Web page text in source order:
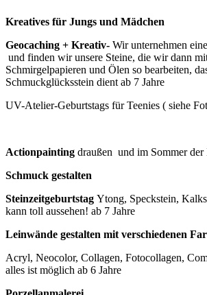
Kreatives für Jungs und Mädchen
Geocaching + Kreativ- Wir unternehmen
und finden wir unsere Steine, die wir dann
Schmirgelpapieren und Ölen so bearbeiten,
Schmuckglücksstein dient ab 7 Jahre
UV-Atelier-Geburtstags für Teenies ( siehe
Actionpainting draußen und im Sommer der
Schmuck gestalten
Steinzeitgeburtstag Ytong, Speckstein,
kann toll aussehen! ab 7 Jahre
Leinwände gestalten mit verschiedenen
Acryl, Neocolor, Collagen, Fotocollagen,
alles ist möglich ab 6 Jahre